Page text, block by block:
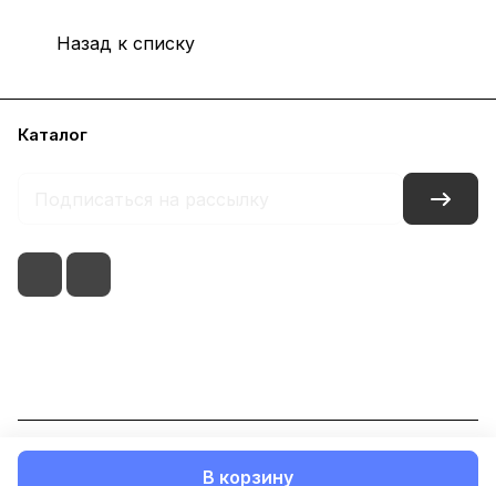
В корзину
Назад к списку
Каталог
© 2026 Now Food - Витамины, БАДы оптом